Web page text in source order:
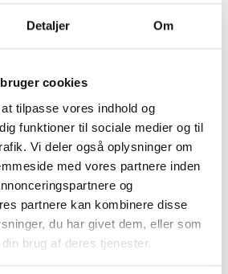
Detaljer Om
cookies
tilpasse vores indhold og
funktioner til sociale medier og til
Vi deler også oplysninger om
med vores partnere inden
og
partnere kan kombinere disse
du har givet dem, eller som
brug af deres tjenester.
køjer
Truma Smart M
toilet
på tværs
X 65 / 190 X 70 Cm